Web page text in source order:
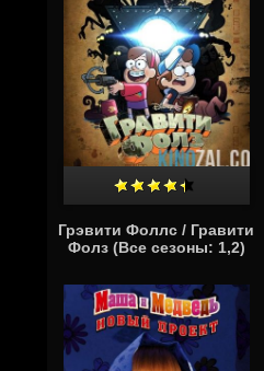
Грэвити Фоллс / Гравити
Фолз (Все сезоны: 1,2)